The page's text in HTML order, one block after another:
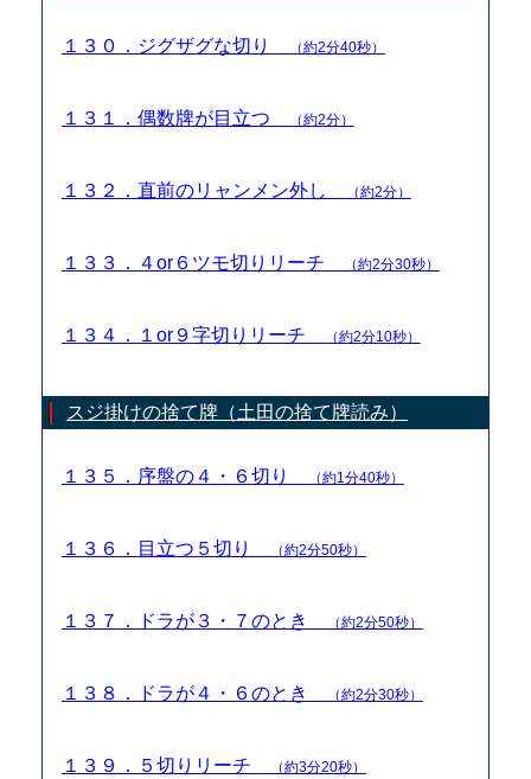
１３０．ジグザグな切り （約2分40秒）
１３１．偶数牌が目立つ （約2分）
１３２．直前のリャンメン外し （約2分）
１３３．４or６ツモ切りリーチ （約2分30秒）
１３４．１or９字切りリーチ （約2分10秒）
スジ掛けの捨て牌（土田の捨て牌読み）
１３５．序盤の４・６切り （約1分40秒）
１３６．目立つ５切り （約2分50秒）
１３７．ドラが３・７のとき （約2分50秒）
１３８．ドラが４・６のとき （約2分30秒）
１３９．５切りリーチ （約3分20秒）